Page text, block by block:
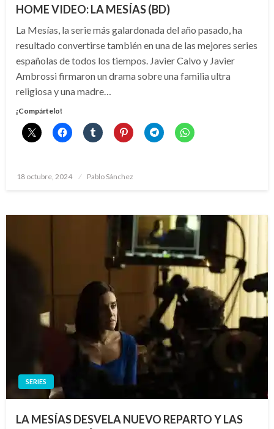
HOME VIDEO: LA MESÍAS (BD)
La Mesías, la serie más galardonada del año pasado, ha
resultado convertirse también en una de las mejores series
españolas de todos los tiempos. Javier Calvo y Javier
Ambrossi firmaron un drama sobre una familia ultra
religiosa y una madre…
¡Compártelo!
Publicado
18 octubre, 2024 Pablo Sánchez
SERIES
LA MESÍAS DESVELA NUEVO REPARTO Y LAS